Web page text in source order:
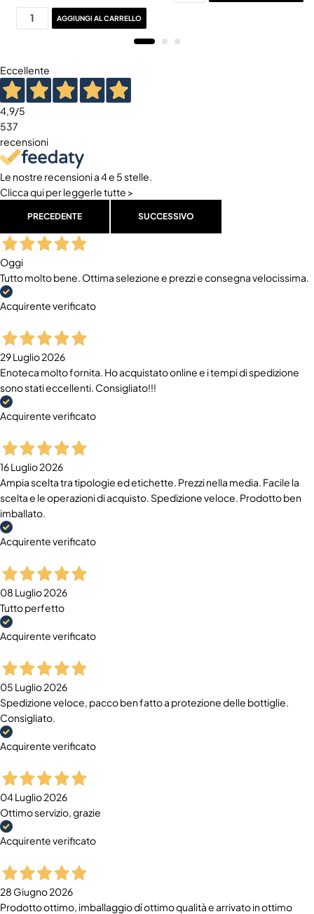
AGGIUNGI AL CARRELLO
Eccellente
4,9/5
537
recensioni
Le nostre recensioni a 4 e 5 stelle.
Clicca qui per leggerle tutte >
PRECEDENTE SUCCESSIVO
Oggi
Tutto molto bene. Ottima selezione e prezzi e consegna velocissima.
Acquirente verificato
29 Luglio 2026
Enoteca molto fornita. Ho acquistato online e i tempi di spedizione
sono stati eccellenti. Consigliato!!!
Acquirente verificato
16 Luglio 2026
Ampia scelta tra tipologie ed etichette. Prezzi nella media. Facile la
scelta e le operazioni di acquisto. Spedizione veloce. Prodotto ben
imballato.
Acquirente verificato
08 Luglio 2026
Tutto perfetto
Acquirente verificato
05 Luglio 2026
Spedizione veloce, pacco ben fatto a protezione delle bottiglie.
Consigliato.
Acquirente verificato
04 Luglio 2026
Ottimo servizio, grazie
Acquirente verificato
28 Giugno 2026
Prodotto ottimo, imballaggio dí ottimo qualità e arrivato in ottimo